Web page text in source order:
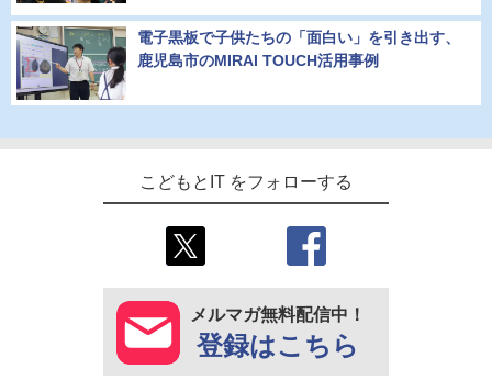
電子黒板で子供たちの「面白い」を引き出す、
鹿児島市のMIRAI TOUCH活用事例
こどもとIT をフォローする
メルマガ無料配信中！
登録はこちら